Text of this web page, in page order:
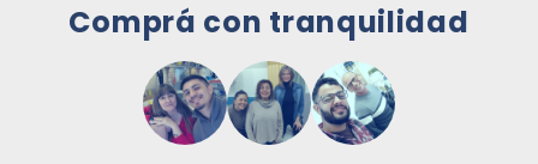
Comprá con tranquilidad